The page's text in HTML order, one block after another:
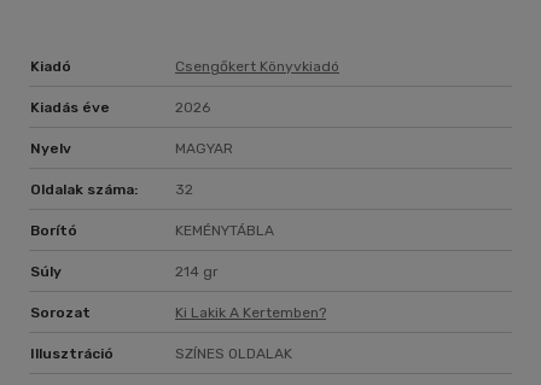
Kiadó Csengőkert Könyvkiadó
Kiadás éve 2026
Nyelv MAGYAR
Oldalak száma: 32
Borító KEMÉNYTÁBLA
Súly 214 gr
Sorozat Ki Lakik A Kertemben?
Illusztráció SZÍNES OLDALAK